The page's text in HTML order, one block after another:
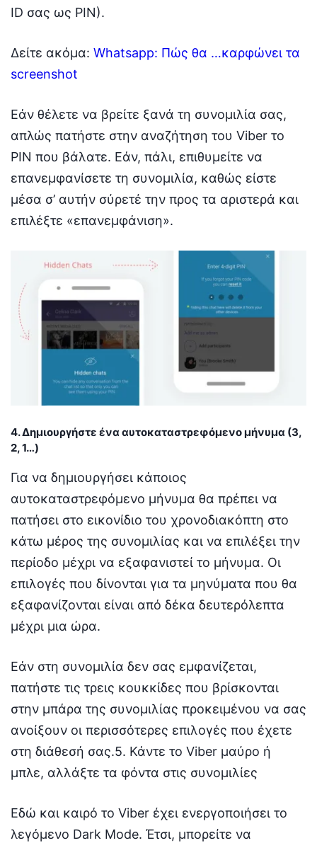
ID σας ως PIN).
Δείτε ακόμα: Whatsapp: Πώς θα …καρφώνει τα
screenshot
Εάν θέλετε να βρείτε ξανά τη συνομιλία σας,
απλώς πατήστε στην αναζήτηση του Viber το
PIN που βάλατε. Εάν, πάλι, επιθυμείτε να
επανεμφανίσετε τη συνομιλία, καθώς είστε
μέσα σ’ αυτήν σύρετέ την προς τα αριστερά και
επιλέξτε «επανεμφάνιση».
4. Δημιουργήστε ένα αυτοκαταστρεφόμενο μήνυμα (3,
2, 1…)
Για να δημιουργήσει κάποιος
αυτοκαταστρεφόμενο μήνυμα θα πρέπει να
πατήσει στο εικονίδιο του χρονοδιακόπτη στο
κάτω μέρος της συνομιλίας και να επιλέξει την
περίοδο μέχρι να εξαφανιστεί το μήνυμα. Οι
επιλογές που δίνονται για τα μηνύματα που θα
εξαφανίζονται είναι από δέκα δευτερόλεπτα
μέχρι μια ώρα.
Εάν στη συνομιλία δεν σας εμφανίζεται,
πατήστε τις τρεις κουκκίδες που βρίσκονται
στην μπάρα της συνομιλίας προκειμένου να σας
ανοίξουν οι περισσότερες επιλογές που έχετε
στη διάθεσή σας.5. Κάντε το Viber μαύρο ή
μπλε, αλλάξτε τα φόντα στις συνομιλίες
Εδώ και καιρό το Viber έχει ενεργοποιήσει το
λεγόμενο Dark Mode. Έτσι, μπορείτε να